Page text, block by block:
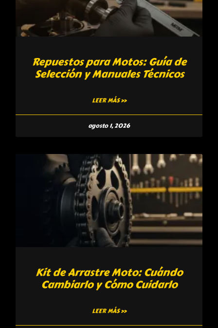
Repuestos para Motos: Guía de
Selección y Manuales Técnicos
LEER MÁS »
agosto 1, 2026
Kit de Arrastre Moto: Cuándo
Cambiarlo y Cómo Cuidarlo
LEER MÁS »